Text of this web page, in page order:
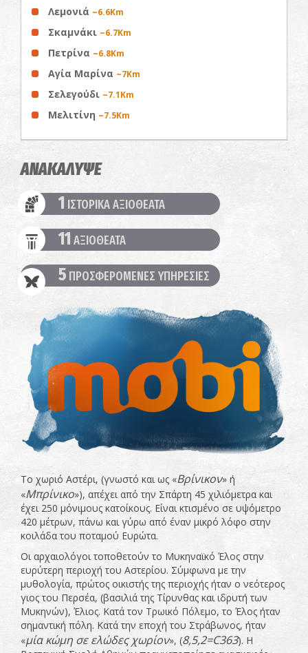
Λεμονιά ~6.6Km
Σκαμνάκι ~6.7Km
Πετρίνα ~6.8Km
Αγία Μαρίνα ~7Km
Σελεγούδι ~7.1Km
Μελιτίνη ~7.5Km
ΑΝΑΚΑΛΥΨΕ
1 ΙΣΤΟΡΙΚΑ ΑΞΙΟΘΕΑΤΑ
11 ΑΞΙΟΘΕΑΤΑ
5 ΠΡΟΣΦΕΡΟΜΕΝΕΣ ΥΠΗΡΕΣΙΕΣ
Το χωριό Αστέρι, (γνωστό και ως «Βρίνικον» ή
«Μπρίνικο»), απέχει από την Σπάρτη 45 χιλιόμετρα και
έχει 250 μόνιμους κατοίκους. Είναι κτισμένο σε υψόμετρο
420 μέτρων, πάνω και γύρω από έναν μικρό λόφο στην
κοιλάδα του ποταμού Ευρώτα.
Οι αρχαιολόγοι τοποθετούν το Μυκηναϊκό Έλος στην
ευρύτερη περιοχή του Αστερίου. Σύμφωνα με την
μυθολογία, πρώτος οικιστής της περιοχής ήταν ο νεότερος
γιος του Περσέα, (βασιλιά της Τίρυνθας και ιδρυτή των
Μυκηνών), Έλιος. Κατά τον Τρωικό Πόλεμο, το Έλος ήταν
σημαντική πόλη. Κατά την εποχή του Στράβωνος, ήταν
«μία κώμη σε ελώδες χωρίον», (8,5,2=C363). Η